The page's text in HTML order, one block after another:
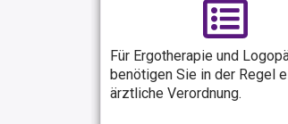
Für Ergotherapie und
benötigen Sie in der Regel
ärztliche Verordnung.